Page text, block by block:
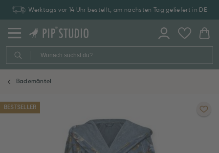
Werktags vor 14 Uhr bestellt, am nächsten Tag geliefert in DE
Bademäntel
BESTSELLER